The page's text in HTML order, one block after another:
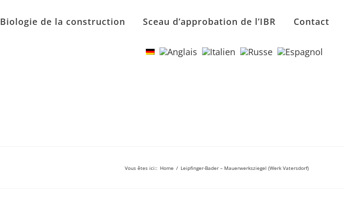
Biologie de la construction Sceau d’approbation de l’IBR Contact
Vous êtes ici:: Home / Leipfinger-Bader – Mauerwerksziegel (Werk Vatersdorf)